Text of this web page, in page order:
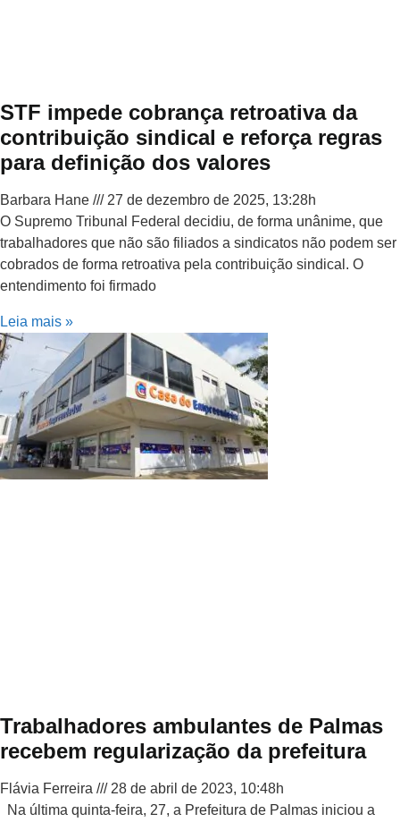
STF impede cobrança retroativa da
contribuição sindical e reforça regras
para definição dos valores
Barbara Hane
27 de dezembro de 2025, 13:28h
O Supremo Tribunal Federal decidiu, de forma unânime, que
trabalhadores que não são filiados a sindicatos não podem ser
cobrados de forma retroativa pela contribuição sindical. O
entendimento foi firmado
Leia mais »
Trabalhadores ambulantes de Palmas
recebem regularização da prefeitura
Flávia Ferreira
28 de abril de 2023, 10:48h
Na última quinta-feira, 27, a Prefeitura de Palmas iniciou a